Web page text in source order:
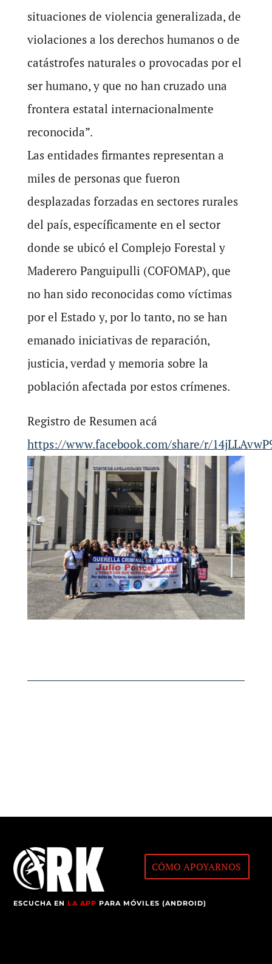
situaciones de violencia generalizada, de
violaciones a los derechos humanos o de
catástrofes naturales o provocadas por el
ser humano, y que no han cruzado una
frontera estatal internacionalmente
reconocida”.
Las entidades firmantes representan a
miles de personas que fueron
desplazadas forzadas en sectores rurales
del país, específicamente en el sector
donde se ubicó el Complejo Forestal y
Maderero Panguipulli (COFOMAP), que
no han sido reconocidas como víctimas
por el Estado y, por lo tanto, no se han
emanado iniciativas de reparación,
justicia, verdad y memoria sobre la
población afectada por estos crímenes.
Registro de Resumen acá
https://www.facebook.com/share/r/
CÓMO APOYARNOS
ESCUCHA ENLA APP PARA MÓVILES (ANDROID)